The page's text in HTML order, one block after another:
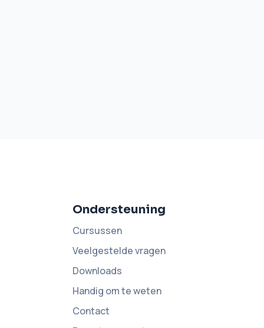
Ondersteuning
Cursussen
Veelgestelde vragen
Downloads
Handig om te weten
Contact